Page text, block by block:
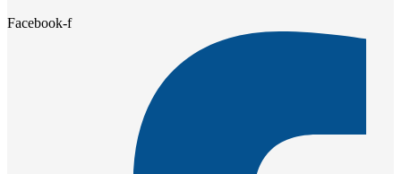
Facebook-f